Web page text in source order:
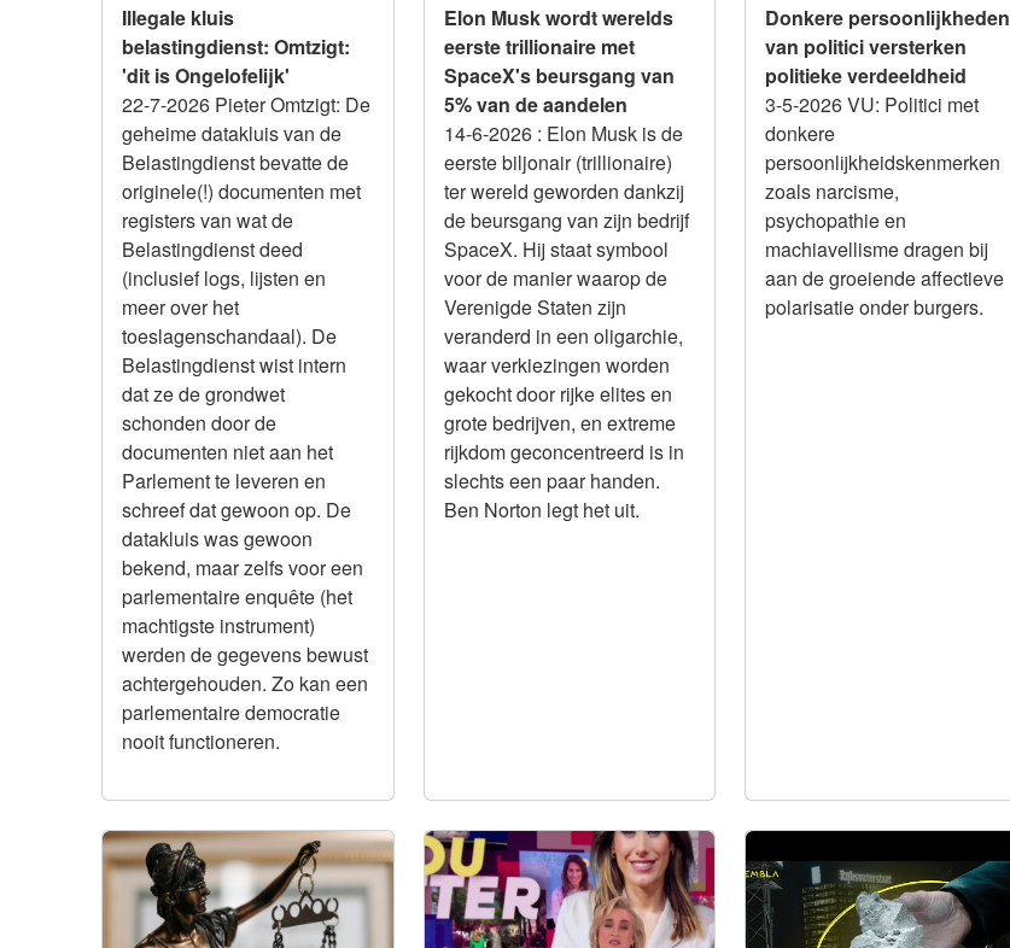
Illegale kluis
belastingdienst: Omtzigt:
'dit is Ongelofelijk'
22-7-2026 Pieter Omtzigt: De
geheime datakluis van de
Belastingdienst bevatte de
originele(!) documenten met
registers van wat de
Belastingdienst deed
(inclusief logs, lijsten en
meer over het
toeslagenschandaal). De
Belastingdienst wist intern
dat ze de grondwet
schonden door de
documenten niet aan het
Parlement te leveren en
schreef dat gewoon op. De
datakluis was gewoon
bekend, maar zelfs voor een
parlementaire enquête (het
machtigste instrument)
werden de gegevens bewust
achtergehouden. Zo kan een
parlementaire democratie
nooit functioneren.
Elon Musk wordt werelds
eerste trillionaire met
SpaceX's beursgang van
5% van de aandelen
14-6-2026 : Elon Musk is de
eerste biljonair (trillionaire)
ter wereld geworden dankzij
de beursgang van zijn bedrijf
SpaceX. Hij staat symbool
voor de manier waarop de
Verenigde Staten zijn
veranderd in een oligarchie,
waar verkiezingen worden
gekocht door rijke elites en
grote bedrijven, en extreme
rijkdom geconcentreerd is in
slechts een paar handen.
Ben Norton legt het uit.
Donkere persoonlijkheden
van politici versterken
politieke verdeeldheid
3-5-2026 VU: Politici met
donkere
persoonlijkheidskenmerken
zoals narcisme,
psychopathie en
machiavellisme dragen bij
aan de groeiende affectieve
polarisatie onder burgers.
Integriteit
We zijn corrupter dan we
denken. En dat is bijna net zo
Integriteit
Malou Petters weer terug bij
publieke omroep na
Integriteit
Welke rol speelde
Rijkswaterstaat bij de afvalstort